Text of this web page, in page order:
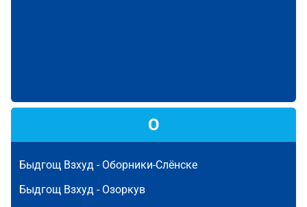
О
Быдгощ Взхуд - Оборники-Слёнске
Быдгощ Взхуд - Озоркув